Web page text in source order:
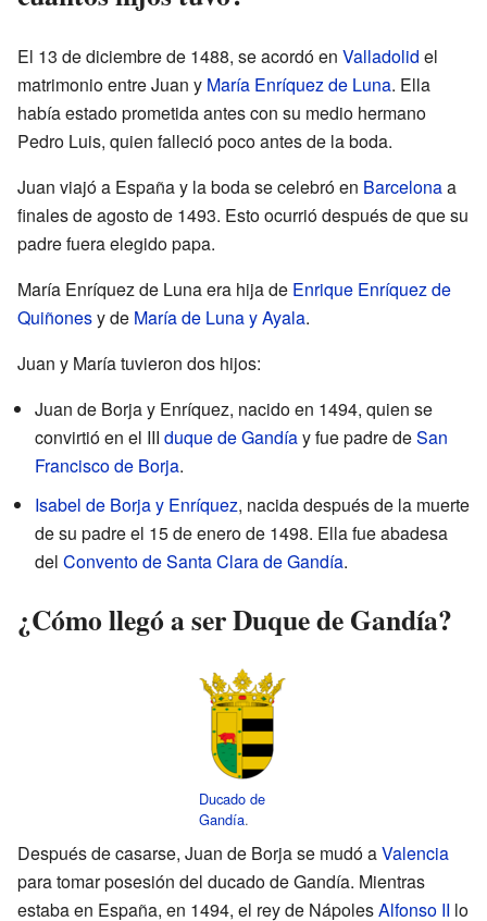
El 13 de diciembre de 1488, se acordó en Valladolid el
matrimonio entre Juan y María Enríquez de Luna. Ella
había estado prometida antes con su medio hermano
Pedro Luis, quien falleció poco antes de la boda.
Juan viajó a España y la boda se celebró en Barcelonaa
finales de agosto de 1493. Esto ocurrió después de que su
padre fuera elegido papa.
María Enríquez de Luna era hija de Enrique Enríquez de
Quiñonesy de María de Luna y Ayala.
Juan y María tuvieron dos hijos:
Juan de Borja y Enríquez, nacido en 1494, quien se
convirtió en el III duque de Gandíay fue padre deSan
Francisco de Borja.
Isabel de Borja y Enríquez, nacida después de la muerte
de su padre el 15 de enero de 1498. Ella fue abadesa
del Convento de Santa Clara de Gandía.
¿Cómo llegó a ser Duque de Gandía?
Ducado de
Gandía.
Después de casarse, Juan de Borja se mudó aValencia
para tomar posesión del ducado de Gandía. Mientras
estaba en España, en 1494, el rey de NápolesAlfonso II lo